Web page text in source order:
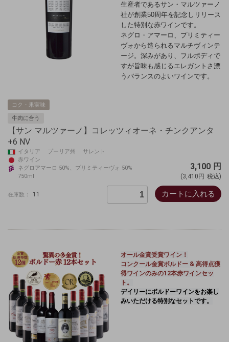
生産者であるサン・マルツァーノ
社が創業50周年を記念しリリース
した特別な赤ワインです。
ネグロ・アマーロ、プリミティー
ヴォから造られるマルチヴィンテ
ージ。深みがあり、フルボディで
すが旨味も感じるエレガントさ漂
うバランスのよいワインです。
コク・果実味
牛肉に合う
【サン マルツァーノ】コレッツィオーネ・チンクアンタ
+6 NV
イタリア プーリア州 サレント
赤ワイン
ネグロアマーロ 50%、プリミティーヴォ 50%
750ml
3,100 円
(3,410円 税込)
在庫数： 11 カートに入れる
オール金賞受賞ワイン！
コンクール金賞ボルドー & 高得点獲
得ワインのみの12本赤ワインセッ
ト。
デイリーにボルドーワインをお楽し
みいただける特別なセットです。